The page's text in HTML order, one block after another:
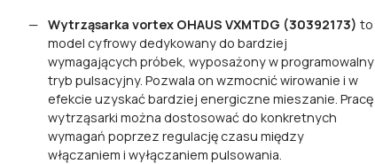
Wytrząsarka vortex OHAUS VXMTDG (30392173) to
model cyfrowy dedykowany do bardziej
wymagających próbek, wyposażony w programowalny
tryb pulsacyjny. Pozwala on wzmocnić wirowanie i w
efekcie uzyskać bardziej energiczne mieszanie. Pracę
wytrząsarki można dostosować do konkretnych
wymagań poprzez regulację czasu między
włączaniem i wyłączaniem pulsowania.